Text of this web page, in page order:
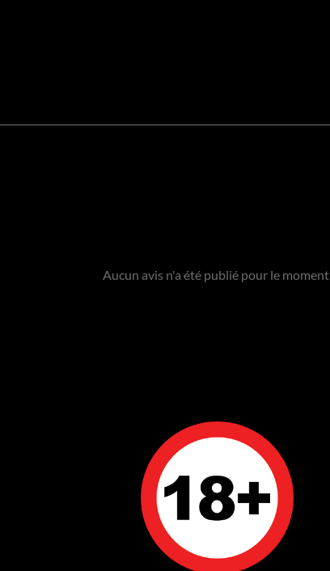
Aucun avis n'a été publié pour le moment.
même catégorie :